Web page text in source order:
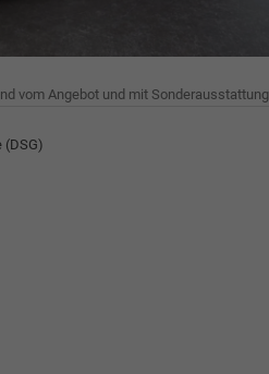
vom Angebot und mit Sonderausstattung
(DSG)